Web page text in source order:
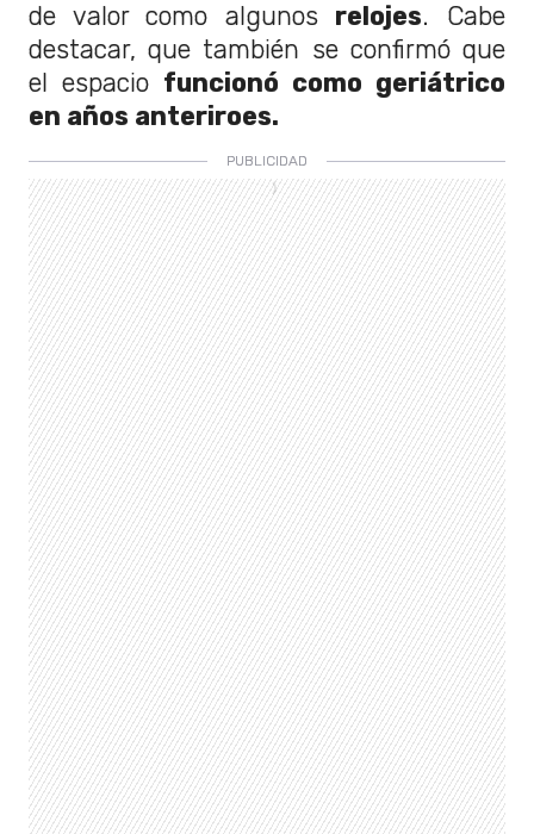
de valor como algunos relojes. Cabe
destacar, que también se confirmó que
el espacio funcionó como geriátrico
en años anteriroes.